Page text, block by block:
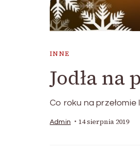
INNE
Jodła na
Co roku na
Admin 14 sierpnia 2019